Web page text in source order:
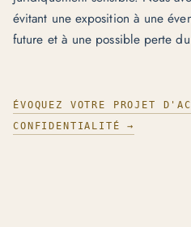
évitant une exposition à une
future et à une possible perte
ÉVOQUEZ VOTRE PROJET
CONFIDENTIALITÉ →